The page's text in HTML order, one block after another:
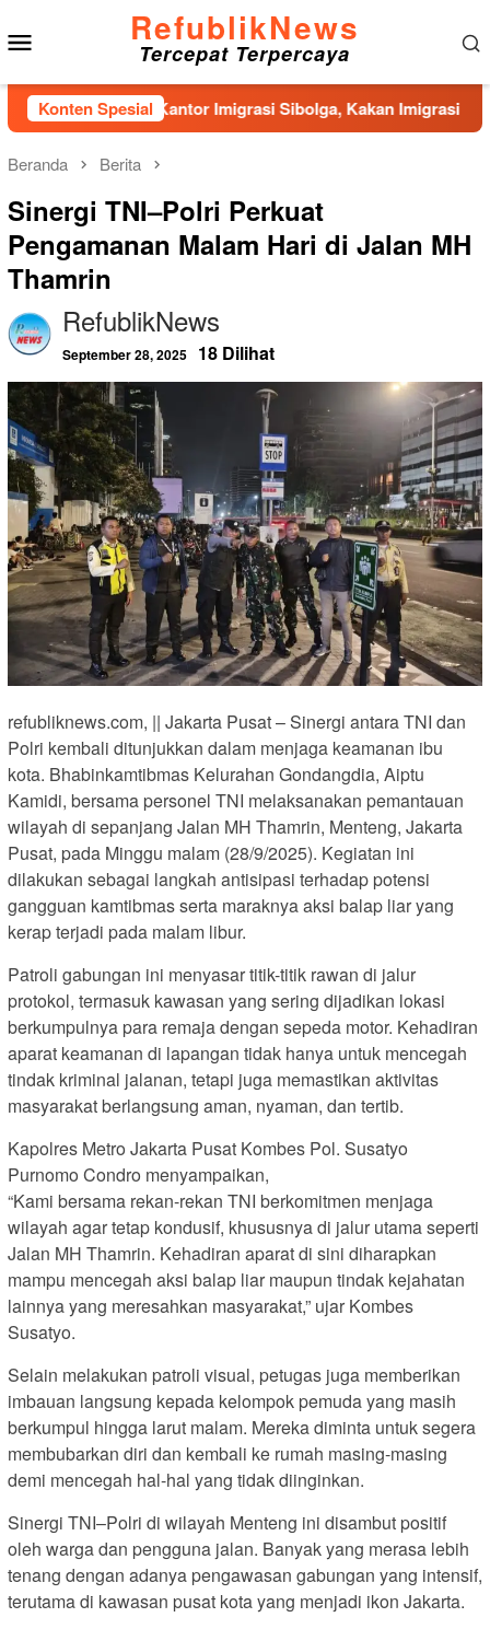
ke
konten
RefublikNews
Tercepat Terpercaya
Konten Spesial
Kantor Imigrasi Sibolga, Kakan Imigrasi Kelas II
Beranda Berita
Sinergi TNI–Polri Perkuat
Pengamanan Malam Hari di Jalan MH
Thamrin
RefublikNews
September 28, 2025 18 Dilihat
refubliknews.com, || Jakarta Pusat – Sinergi antara TNI dan
Polri kembali ditunjukkan dalam menjaga keamanan ibu
kota. Bhabinkamtibmas Kelurahan Gondangdia, Aiptu
Kamidi, bersama personel TNI melaksanakan pemantauan
wilayah di sepanjang Jalan MH Thamrin, Menteng, Jakarta
Pusat, pada Minggu malam (28/9/2025). Kegiatan ini
dilakukan sebagai langkah antisipasi terhadap potensi
gangguan kamtibmas serta maraknya aksi balap liar yang
kerap terjadi pada malam libur.
Patroli gabungan ini menyasar titik-titik rawan di jalur
protokol, termasuk kawasan yang sering dijadikan lokasi
berkumpulnya para remaja dengan sepeda motor. Kehadiran
aparat keamanan di lapangan tidak hanya untuk mencegah
tindak kriminal jalanan, tetapi juga memastikan aktivitas
masyarakat berlangsung aman, nyaman, dan tertib.
Kapolres Metro Jakarta Pusat Kombes Pol. Susatyo
Purnomo Condro menyampaikan,
“Kami bersama rekan-rekan TNI berkomitmen menjaga
wilayah agar tetap kondusif, khususnya di jalur utama seperti
Jalan MH Thamrin. Kehadiran aparat di sini diharapkan
mampu mencegah aksi balap liar maupun tindak kejahatan
lainnya yang meresahkan masyarakat,” ujar Kombes
Susatyo.
Selain melakukan patroli visual, petugas juga memberikan
imbauan langsung kepada kelompok pemuda yang masih
berkumpul hingga larut malam. Mereka diminta untuk segera
membubarkan diri dan kembali ke rumah masing-masing
demi mencegah hal-hal yang tidak diinginkan.
Sinergi TNI–Polri di wilayah Menteng ini disambut positif
oleh warga dan pengguna jalan. Banyak yang merasa lebih
tenang dengan adanya pengawasan gabungan yang intensif,
terutama di kawasan pusat kota yang menjadi ikon Jakarta.